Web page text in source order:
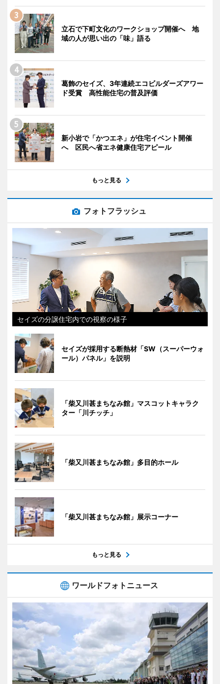
立石で下町文化のワークショップ開催へ 地
域の人が思い出の「味」語る
葛飾のセイズ、3年連続エコビルダーズアワー
ド受賞 高性能住宅の普及評価
新小岩で「かつエネ」が住宅イベント開催
へ 区民へ省エネ健康住宅アピール
もっと見る
フォトフラッシュ
セイズの分譲住宅内での視察の様子
セイズが採用する断熱材「SW（スーパーウォ
ール）パネル」を説明
「柴又川甚まちなみ館」マスコットキャラク
ター「川チッチ」
「柴又川甚まちなみ館」多目的ホール
「柴又川甚まちなみ館」展示コーナー
もっと見る
ワールドフォトニュース